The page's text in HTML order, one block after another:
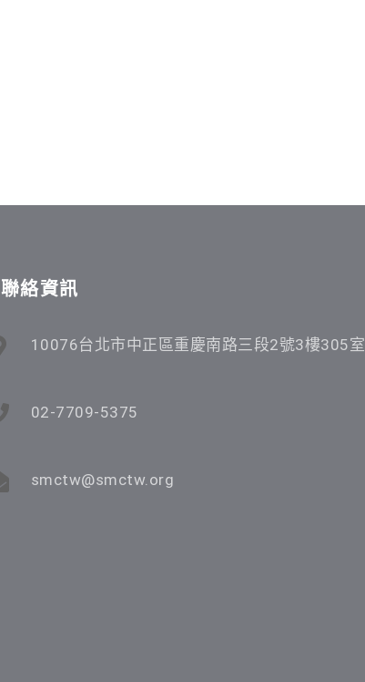
聯絡資訊
10076台北市中正區重慶南路三段2號3樓305室
02-7709-5375
smctw@smctw.org